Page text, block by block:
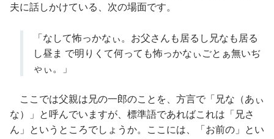
夫に話しかけている、次の場面です。
「なして怖っかなぃ。お父さんも居るし兄なも居る
し昼ま で明りくて何っても怖っかなぃごとぁ無いぢ
ゃぃ。」
ここでは父親は兄の一郎のことを、方言で「兄な（あぃ
な）」と呼んでいますが、標準語であればこれは「兄さ
ん」というところでしょうか。ここには、「お前の」とい